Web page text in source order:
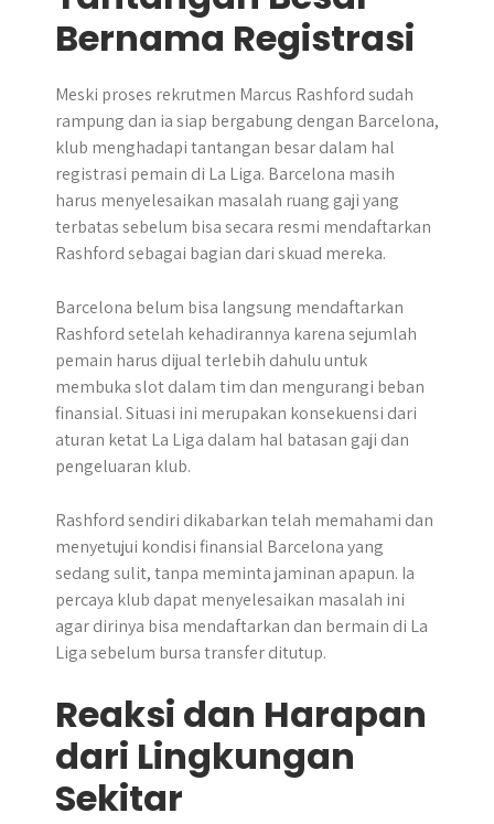
Bernama Registrasi
Meski proses rekrutmen Marcus Rashford sudah
rampung dan ia siap bergabung dengan Barcelona,
klub menghadapi tantangan besar dalam hal
registrasi pemain di La Liga. Barcelona masih
harus menyelesaikan masalah ruang gaji yang
terbatas sebelum bisa secara resmi mendaftarkan
Rashford sebagai bagian dari skuad mereka.
Barcelona belum bisa langsung mendaftarkan
Rashford setelah kehadirannya karena sejumlah
pemain harus dijual terlebih dahulu untuk
membuka slot dalam tim dan mengurangi beban
finansial. Situasi ini merupakan konsekuensi dari
aturan ketat La Liga dalam hal batasan gaji dan
pengeluaran klub.
Rashford sendiri dikabarkan telah memahami dan
menyetujui kondisi finansial Barcelona yang
sedang sulit, tanpa meminta jaminan apapun. Ia
percaya klub dapat menyelesaikan masalah ini
agar dirinya bisa mendaftarkan dan bermain di La
Liga sebelum bursa transfer ditutup.
Reaksi dan Harapan
dari Lingkungan
Sekitar